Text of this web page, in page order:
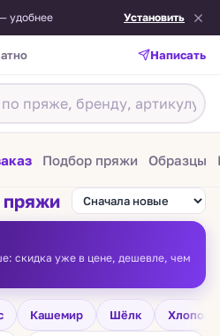
удобнее Установить
Написать
Подбор пряжи Образцы
пряжи
скидка уже в цене, дешевле, чем
Кашемир Шёлк Хлопок
VIGOGNA